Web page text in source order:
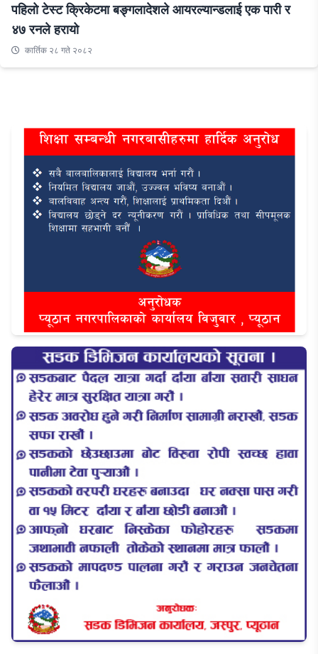
पहिलो टेस्ट क्रिकेटमा बङ्गलादेशले आयरल्यान्डलाई एक पारी र
४७ रनले हरायो
कार्तिक २८ गते २०८२